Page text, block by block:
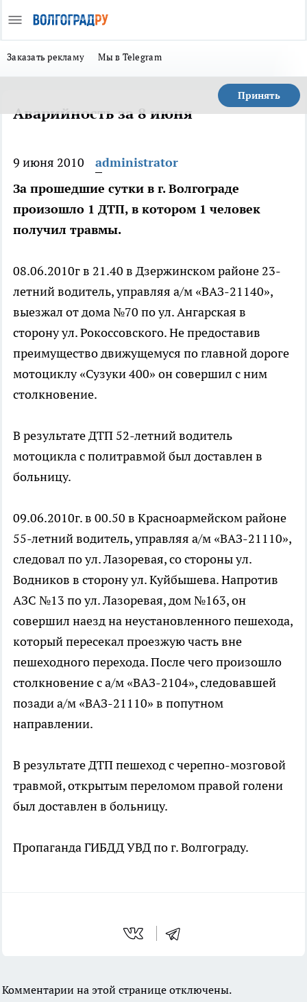
Заказать рекламу Мы в Telegram
Принять
Аварийность за 8 июня
9 июня 2010
administrator
За прошедшие сутки в г. Волгограде
произошло 1 ДТП, в котором 1 человек
получил травмы.
08.06.2010г в 21.40 в Дзержинском районе 23-
летний водитель, управляя а/м «ВАЗ-21140»,
выезжал от дома №70 по ул. Ангарская в
сторону ул. Рокоссовского. Не предоставив
преимущество движущемуся по главной дороге
мотоциклу «Сузуки 400» он совершил с ним
столкновение.
В результате ДТП 52-летний водитель
мотоцикла с политравмой был доставлен в
больницу.
09.06.2010г. в 00.50 в Красноармейском районе
55-летний водитель, управляя а/м «ВАЗ-21110»,
следовал по ул. Лазоревая, со стороны ул.
Водников в сторону ул. Куйбышева. Напротив
АЗС №13 по ул. Лазоревая, дом №163, он
совершил наезд на неустановленного пешехода,
который пересекал проезжую часть вне
пешеходного перехода. После чего произошло
столкновение с а/м «ВАЗ-2104», следовавшей
позади а/м «ВАЗ-21110» в попутном
направлении.
В результате ДТП пешеход с черепно-мозговой
травмой, открытым переломом правой голени
был доставлен в больницу.
Пропаганда ГИБДД УВД по г. Волгограду.
Комментарии на этой странице отключены.